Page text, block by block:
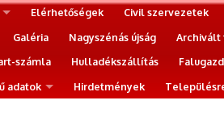
Elérhetőségek Civil szervezetek
Galéria Nagyszénás újság Archivált
számla
Hulladékszállítás
adatok Hirdetmények